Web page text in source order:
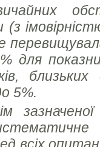
(з
для
5%.